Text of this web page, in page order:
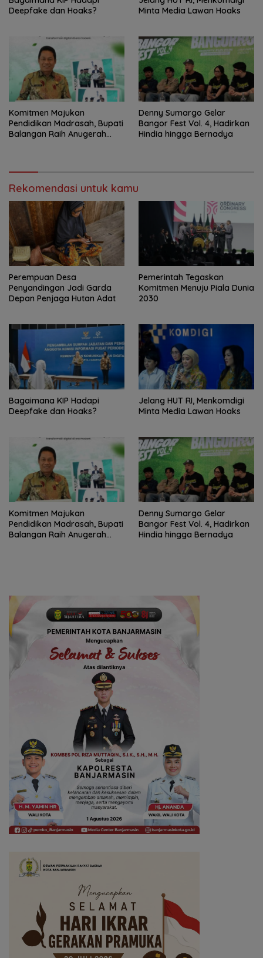
Deepfake dan Hoaks?
Minta Media Lawan Hoaks
Komitmen Majukan
Pendidikan Madrasah, Bupati
Balangan Raih Anugerah
Denny Sumargo Gelar
Bangor Fest Vol. 4, Hadirkan
Hindia hingga Bernadya
Rekomendasi untuk kamu
Perempuan Desa
Penyandingan Jadi Garda
Depan Penjaga Hutan Adat
Pemerintah Tegaskan
Komitmen Menuju Piala Dunia
2030
Bagaimana KIP Hadapi
Deepfake dan Hoaks?
Jelang HUT RI, Menkomdigi
Minta Media Lawan Hoaks
Komitmen Majukan
Pendidikan Madrasah, Bupati
Balangan Raih Anugerah
Denny Sumargo Gelar
Bangor Fest Vol. 4, Hadirkan
Hindia hingga Bernadya